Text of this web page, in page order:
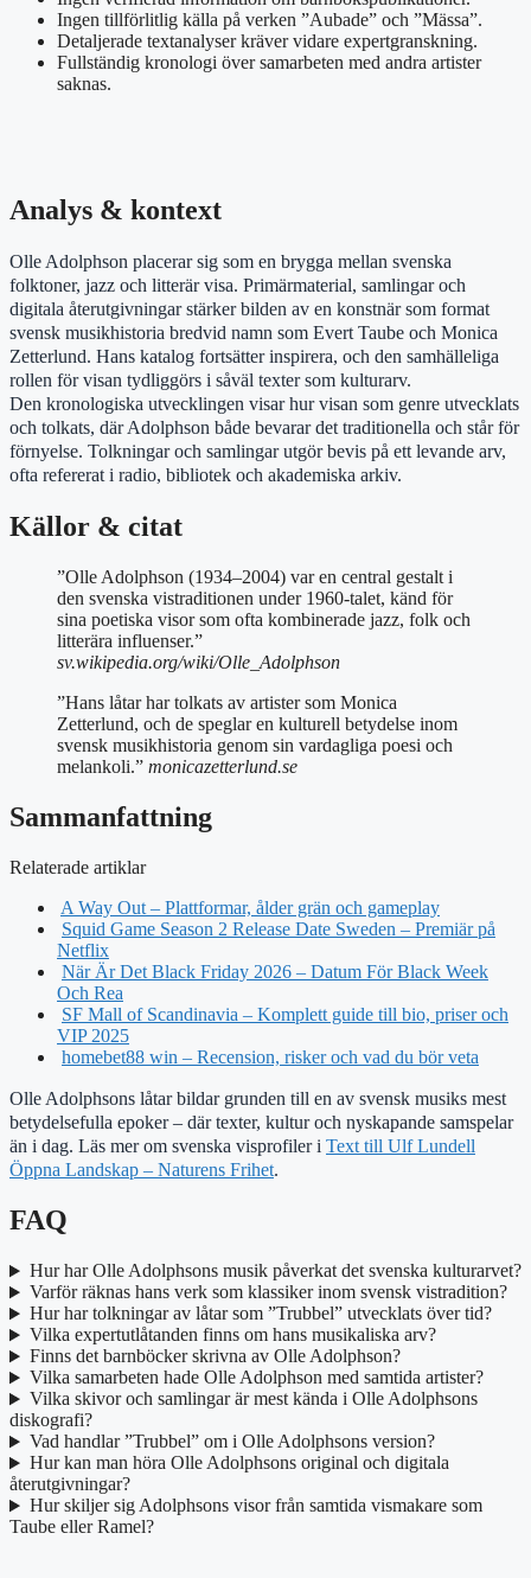
Ingen tillförlitlig källa på verken ”Aubade” och ”Mässa”.
Detaljerade textanalyser kräver vidare expertgranskning.
Fullständig kronologi över samarbeten med andra artister
saknas.
Analys & kontext
Olle Adolphson placerar sig som en brygga mellan svenska
folktoner, jazz och litterär visa. Primärmaterial, samlingar och
digitala återutgivningar stärker bilden av en konstnär som format
svensk musikhistoria bredvid namn som Evert Taube och Monica
Zetterlund. Hans katalog fortsätter inspirera, och den samhälleliga
rollen för visan tydliggörs i såväl texter som kulturarv.
Den kronologiska utvecklingen visar hur visan som genre utvecklats
och tolkats, där Adolphson både bevarar det traditionella och står för
förnyelse. Tolkningar och samlingar utgör bevis på ett levande arv,
ofta refererat i radio, bibliotek och akademiska arkiv.
Källor & citat
”Olle Adolphson (1934–2004) var en central gestalt i
den svenska vistraditionen under 1960-talet, känd för
sina poetiska visor som ofta kombinerade jazz, folk och
litterära influenser.”
sv.wikipedia.org/wiki/Olle_Adolphson
”Hans låtar har tolkats av artister som Monica
Zetterlund, och de speglar en kulturell betydelse inom
svensk musikhistoria genom sin vardagliga poesi och
melankoli.” monicazetterlund.se
Sammanfattning
Relaterade artiklar
A Way Out – Plattformar, ålder grän och gameplay
Squid Game Season 2 Release Date Sweden – Premiär på
Netflix
När Är Det Black Friday 2026 – Datum För Black Week
Och Rea
SF Mall of Scandinavia – Komplett guide till bio, priser och
VIP 2025
homebet88 win – Recension, risker och vad du bör veta
Olle Adolphsons låtar bildar grunden till en av svensk musiks mest
betydelsefulla epoker – där texter, kultur och nyskapande samspelar
än i dag. Läs mer om svenska visprofiler i Text till Ulf Lundell
Öppna Landskap – Naturens Frihet.
FAQ
Hur har Olle Adolphsons musik påverkat det svenska kulturarvet?
Varför räknas hans verk som klassiker inom svensk vistradition?
Hur har tolkningar av låtar som ”Trubbel” utvecklats över tid?
Vilka expertutlåtanden finns om hans musikaliska arv?
Finns det barnböcker skrivna av Olle Adolphson?
Vilka samarbeten hade Olle Adolphson med samtida artister?
Vilka skivor och samlingar är mest kända i Olle Adolphsons
diskografi?
Vad handlar ”Trubbel” om i Olle Adolphsons version?
Hur kan man höra Olle Adolphsons original och digitala
återutgivningar?
Hur skiljer sig Adolphsons visor från samtida vismakare som
Taube eller Ramel?